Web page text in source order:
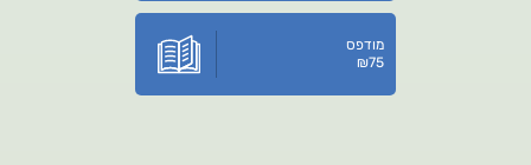
מודפס
₪75